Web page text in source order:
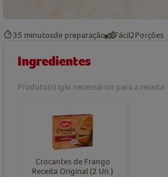
35 minutosde preparação Fácil2Porções
Ingredientes
Produto(s) Iglo necessários para a receita
Crocantes de Frango
Receita Original (2 Un.)